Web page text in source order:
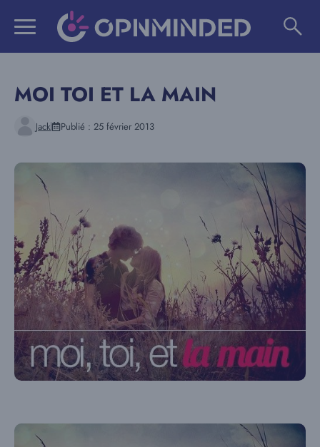
MOI TOI ET LA MAIN
Jack Publié : 25 février 2013